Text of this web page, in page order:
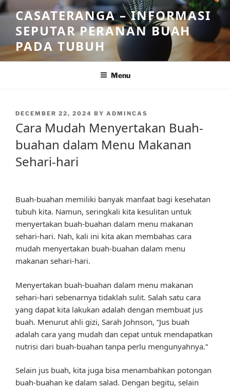
Skip
to
content
CASATERANGA – INFORMASI
SEPUTAR PERANAN BUAH
PADA TUBUH
Menu
POSTED
DECEMBER 22, 2024 BY ADMINCAS
Cara Mudah Menyertakan Buah-
buahan dalam Menu Makanan
Sehari-hari
Buah-buahan memiliki banyak manfaat bagi kesehatan
tubuh kita. Namun, seringkali kita kesulitan untuk
menyertakan buah-buahan dalam menu makanan
sehari-hari. Nah, kali ini kita akan membahas cara
mudah menyertakan buah-buahan dalam menu
makanan sehari-hari.
Menyertakan buah-buahan dalam menu makanan
sehari-hari sebenarnya tidaklah sulit. Salah satu cara
yang dapat kita lakukan adalah dengan membuat jus
buah. Menurut ahli gizi, Sarah Johnson, “Jus buah
adalah cara yang mudah dan cepat untuk mendapatkan
nutrisi dari buah-buahan tanpa perlu mengunyahnya.”
Selain jus buah, kita juga bisa menambahkan potongan
buah-buahan ke dalam salad. Dengan begitu, selain